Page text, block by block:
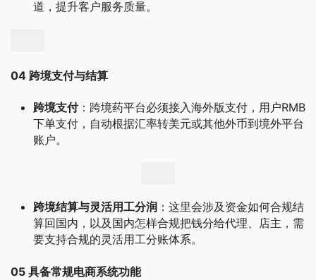
道，提升客户服务质量。
04 跨境支付与结算
跨境支付：跨境药平台必须接入海外版支付，用户RMB
下单支付，自动根据汇率转美元或其他外币到境外平台
账户。
跨境结算与灵活用工分润 ：这里会涉及资金如何合规结
算回国内，以及国内怎样合规把钱分给代理、店主，需
要支持合规的灵活用工分账体系。
05 具备常规电商系统功能